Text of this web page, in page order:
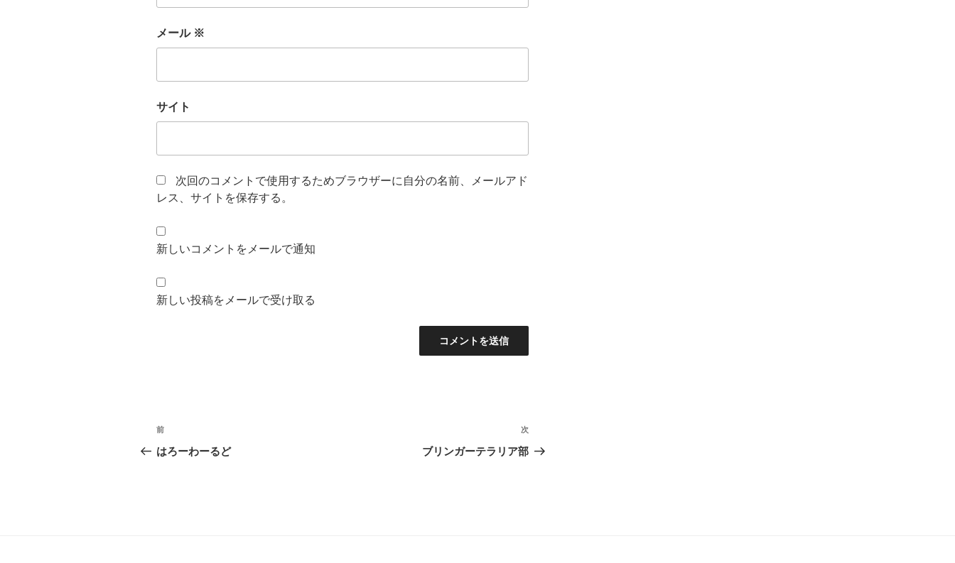
メール ※
サイト
次回のコメントで使用するためブラウザーに自分の名前、メールアド
レス、サイトを保存する。
新しいコメントをメールで通知
新しい投稿をメールで受け取る
投
稿
前
の
前
はろーわーるど
次
の
次
ブリンガーテラリア部